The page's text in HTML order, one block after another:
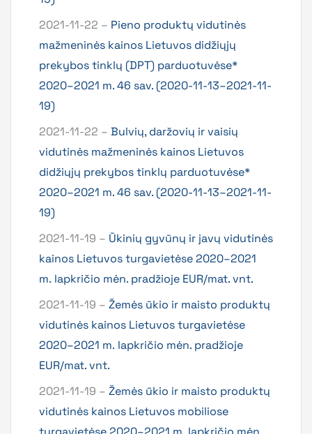
2021-11-22 – Pieno produktų vidutinės
mažmeninės kainos Lietuvos didžiųjų
prekybos tinklų (DPT) parduotuvėse*
2020–2021 m. 46 sav. (2020-11-13–2021-11-
19)
2021-11-22 – Bulvių, daržovių ir vaisių
vidutinės mažmeninės kainos Lietuvos
didžiųjų prekybos tinklų parduotuvėse*
2020–2021 m. 46 sav. (2020-11-13–2021-11-
19)
2021-11-19 – Ūkinių gyvūnų ir javų vidutinės
kainos Lietuvos turgavietėse 2020–2021
m. lapkričio mėn. pradžioje EUR/mat. vnt.
2021-11-19 – Žemės ūkio ir maisto produktų
vidutinės kainos Lietuvos turgavietėse
2020–2021 m. lapkričio mėn. pradžioje
EUR/mat. vnt.
2021-11-19 – Žemės ūkio ir maisto produktų
vidutinės kainos Lietuvos mobiliose